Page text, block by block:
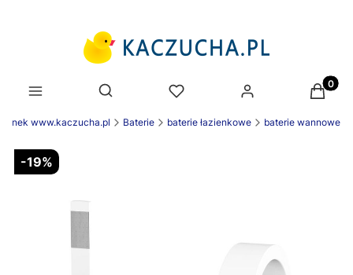
Otwórz wyszukiwarkę
www.kaczucha.pl Baterie baterie łazienkowe baterie wannowe
-19%